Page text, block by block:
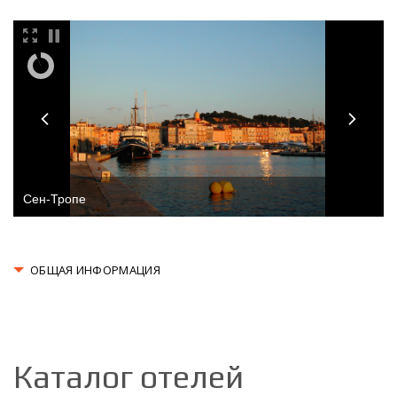
Сен-Тропе
ОБЩАЯ ИНФОРМАЦИЯ
Каталог отелей